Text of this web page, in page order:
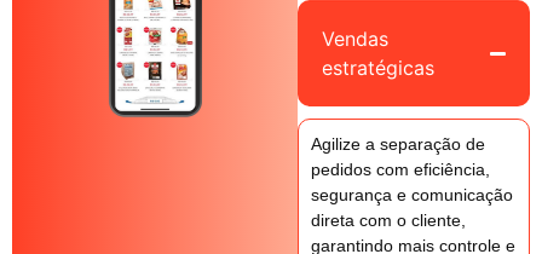
Vendas
estratégicas
Agilize a separação de
pedidos com eficiência,
segurança e comunicação
direta com o cliente,
garantindo mais controle e